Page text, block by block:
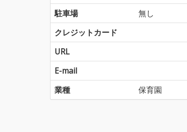
駐車場
無し
クレジットカード
URL
E-mail
業種
保育園